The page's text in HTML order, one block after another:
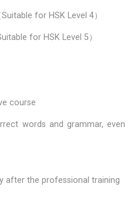
for HSK Level 4）
for HSK Level 5）
course
words and grammar, even
after the professional training